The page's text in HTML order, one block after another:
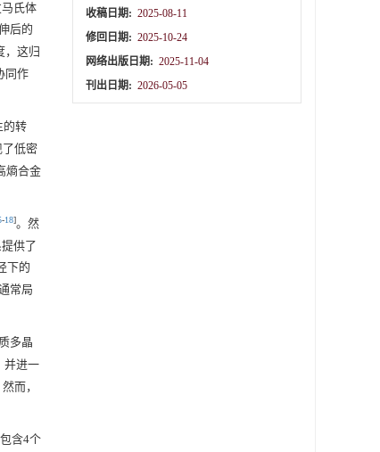
氏体
后的
，这归
同作
的转
了低密
熵合金
-18]。然
供了
下的
常局
多晶
并进一
而，
含4个
收稿日期: 2025-08-11
修回日期: 2025-10-24
网络出版日期: 2025-11-04
刊出日期: 2026-05-05